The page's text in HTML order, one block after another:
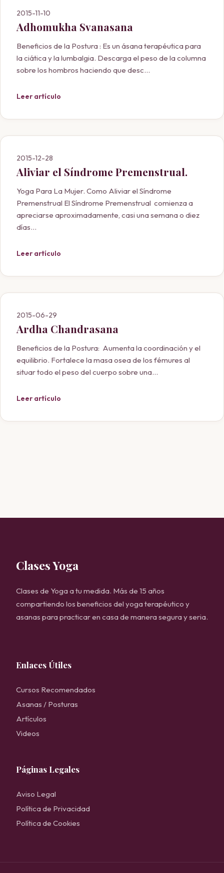
2015-11-10
Adhomukha Svanasana
Beneficios de la Postura : Es un ásana terapéutica para
la ciática y la lumbalgia. Descarga el peso de la columna
sobre los hombros haciendo que desc...
Leer artículo
2015-12-28
Aliviar el Síndrome Premenstrual.
Yoga Para La Mujer. Como Aliviar el Síndrome
Premenstrual El Síndrome Premenstrual comienza a
apreciarse aproximadamente, casi una semana o diez
días...
Leer artículo
2015-06-29
Ardha Chandrasana
Beneficios de la Postura: Aumenta la coordinación y el
equilibrio. Fortalece la masa osea de los fémures al
situar todo el peso del cuerpo sobre una...
Leer artículo
Clases Yoga
Clases de Yoga a tu medida. Más de 15 años
compartiendo los beneficios del yoga terapéutico y
asanas para practicar en casa de manera segura y seria.
Enlaces Útiles
Cursos Recomendados
Asanas / Posturas
Artículos
Videos
Páginas Legales
Aviso Legal
Política de Privacidad
Política de Cookies